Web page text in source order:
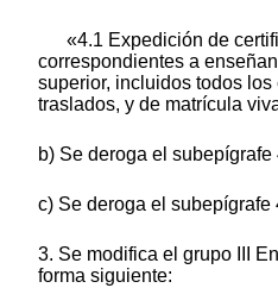
«4.1 Expedición de
correspondientes a
superior, incluidos todos
traslados, y de matrícula
b) Se deroga el subepígrafe
c) Se deroga el subepígrafe
3. Se modifica el grupo III
forma siguiente: